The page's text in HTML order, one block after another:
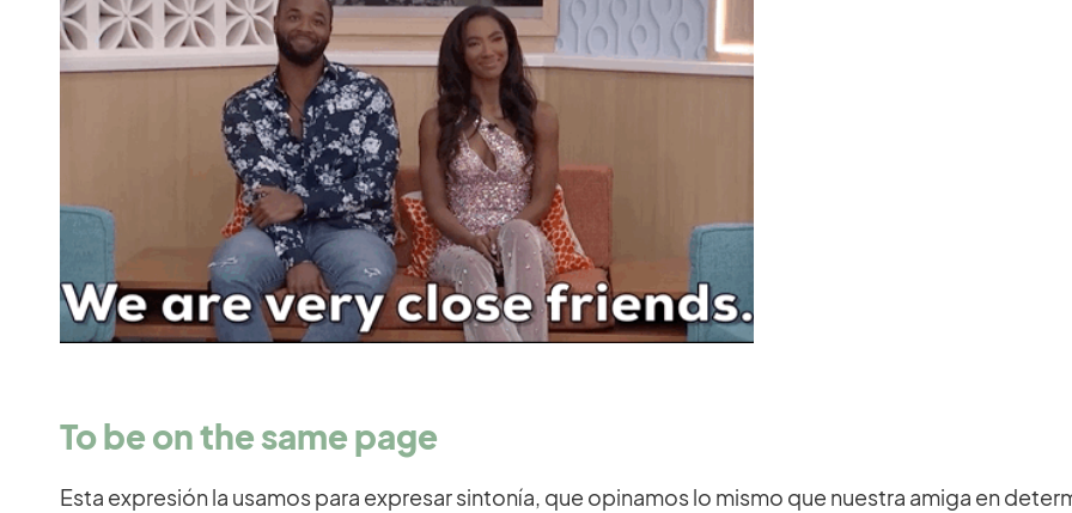
To be on the same page
Esta expresión la usamos para expresar sintonía, que opinamos lo mismo que nuestra amiga en